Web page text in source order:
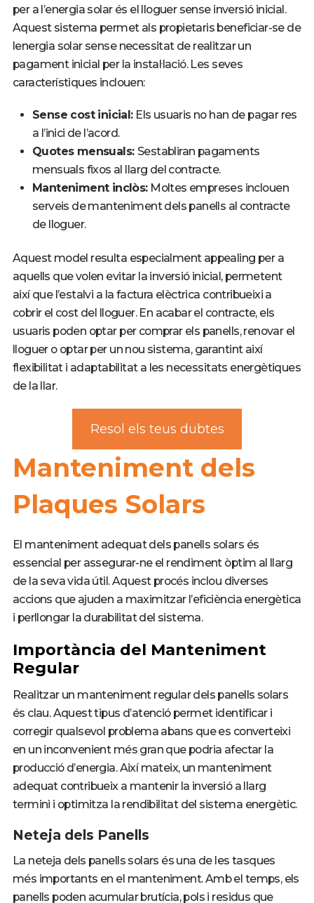
per a l’energia solar és el lloguer sense inversió inicial.
Aquest sistema permet als propietaris beneficiar-se de
lenergia solar sense necessitat de realitzar un
pagament inicial per la instal·lació. Les seves
característiques inclouen:
Sense cost inicial:Els usuaris no han de pagar res
a l’inici de l’acord.
Quotes mensuals: Sestabliran pagaments
mensuals fixos al llarg del contracte.
Manteniment inclòs:Moltes empreses inclouen
serveis de manteniment dels panells al contracte
de lloguer.
Aquest model resulta especialment appealing per a
aquells que volen evitar la inversió inicial, permetent
així que l’estalvi a la factura elèctrica contribueixi a
cobrir el cost del lloguer. En acabar el contracte, els
usuaris poden optar per comprar els panells, renovar el
lloguer o optar per un nou sistema, garantint així
flexibilitat i adaptabilitat a les necessitats energètiques
de la llar.
Resol els teus dubtes
Manteniment dels
Plaques Solars
El manteniment adequat dels panells solars és
essencial per assegurar-ne el rendiment òptim al llarg
de la seva vida útil. Aquest procés inclou diverses
accions que ajuden a maximitzar l’eficiència energètica
i perllongar la durabilitat del sistema.
Importància del Manteniment
Regular
Realitzar un manteniment regular dels panells solars
és clau. Aquest tipus d’atenció permet identificar i
corregir qualsevol problema abans que es converteixi
en un inconvenient més gran que podria afectar la
producció d’energia. Així mateix, un manteniment
adequat contribueix a mantenir la inversió a llarg
termini i optimitza la rendibilitat del sistema energètic.
Neteja dels Panells
La neteja dels panells solars és una de les tasques
més importants en el manteniment. Amb el temps, els
panells poden acumular brutícia, pols i residus que